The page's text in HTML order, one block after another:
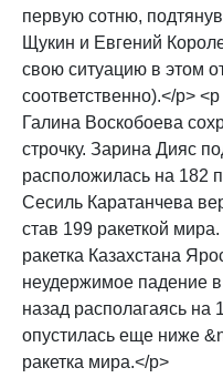
первую сотню,
Щукин и Евгений
свою ситуацию в этом
соответственно).</p>
Галина Воскобоева
строчку. Зарина Дияс
расположилась на 182
Сесиль Каратанчева
став 199 ракеткой
ракетка Казахстана
неудержимое падение
назад располагаясь на
опустилась еще ниже
ракетка мира.</p>